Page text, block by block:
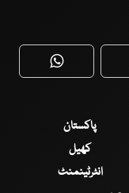
WhatsApp
پاکستان
کھیل
انٹرٹینمنٹ